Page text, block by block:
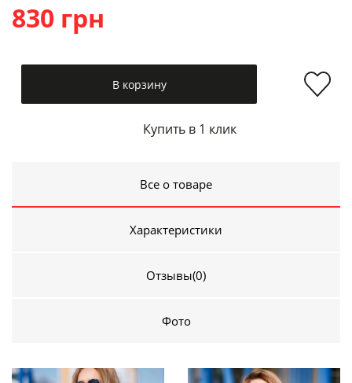
830 грн
В корзину
Купить в 1 клик
Все о товаре
Характеристики
Отзывы(0)
Фото